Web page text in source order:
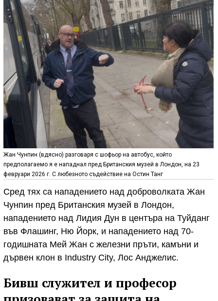
Жан Чунпин (вдясно) разговаря с шофьор на автобус, който
предполагаемо я е нападнал пред Британския музей в Лондон, на 23
февруари 2026 г. С любезното съдействие на Остин Танг
Сред тях са нападението над доброволката Жан
Чунпин пред Британския музей в Лондон,
нападението над Лидия Дун в центъра на Туйданг
във Флашинг, Ню Йорк, и нападението над 70-
годишната Мей Жан с железни пръти, камъни и
дървен клон в Industry City, Лос Анджелис.
Бивш служител и професор